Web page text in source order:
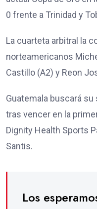
0 frente a Trinidad y
La cuarteta arbitral la
norteamericanos
Castillo (A2) y Reon
Guatemala buscará
tras vencer en la
Dignity Health Sports
Santis.
Los